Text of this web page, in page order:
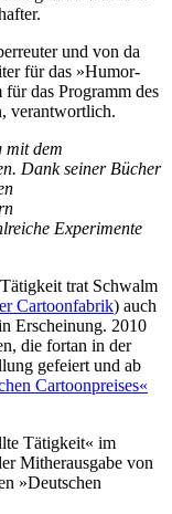
und von da
für das »Humor-
das Programm des
verantwortlich.
mit dem
Dank seiner Bücher
Experimente
trat Schwalm
Cartoonfabrik) auch
Erscheinung. 2010
die fortan in der
gefeiert und ab
Cartoonpreises«
Tätigkeit« im
Mitherausgabe von
»Deutschen